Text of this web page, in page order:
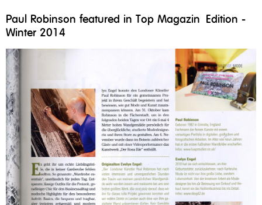
Paul Robinson featured in Top Magazin Edition -
Winter 2014